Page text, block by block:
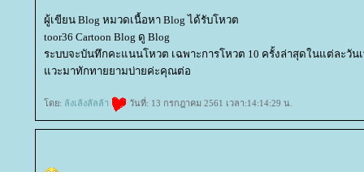
ผู้เขียน Blog หมวดเนื้อหา Blog ได้รับโหวต
toor36 Cartoon Blog ดู Blog
ระบบจะบันทึกคะแนนโหวต เฉพาะการโหวต 10 ครั้งล่าสุดในแต่ละวัน
วะมาทักทายยามบ่ายค่ะคุณต่อ
ดย: ล้งเล้งลัลล้า วันที่: 13 กรกฎาคม 2561 เวลา:14:14:29 น.